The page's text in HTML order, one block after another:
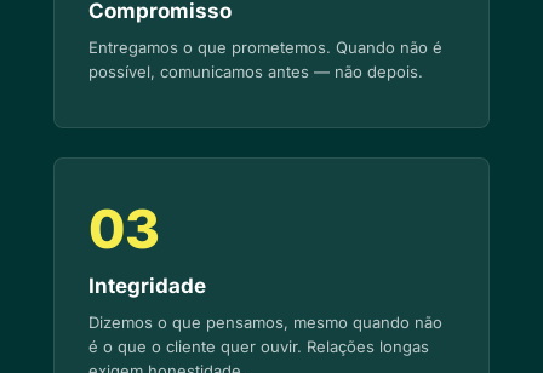
Compromisso
Entregamos o que prometemos. Quando não é
possível, comunicamos antes — não depois.
03
Integridade
Dizemos o que pensamos, mesmo quando não
é o que o cliente quer ouvir. Relações longas